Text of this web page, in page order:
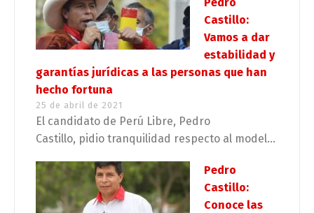
Castillo:
Vamos a dar
estabilidad y
garantías jurídicas a las personas que han
hecho fortuna
25 de abril de 2021
El candidato de Perú Libre, Pedro
Castillo, pidio tranquilidad respecto al model...
Pedro
Castillo:
Conoce las